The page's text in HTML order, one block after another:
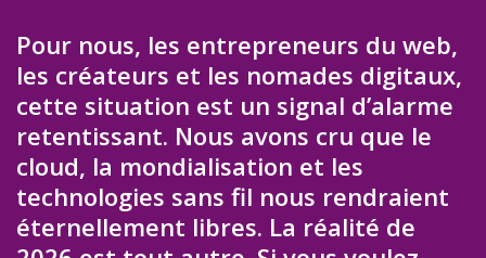
Pour nous, les entrepreneurs du web,
les créateurs et les nomades digitaux,
cette situation est un signal d’alarme
retentissant. Nous avons cru que le
cloud, la mondialisation et les
technologies sans fil nous rendraient
éternellement libres. La réalité de